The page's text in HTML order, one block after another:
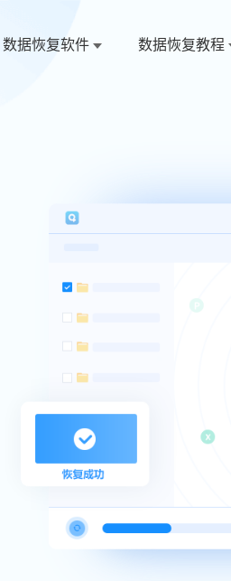
数据恢复软件 数据恢复教程